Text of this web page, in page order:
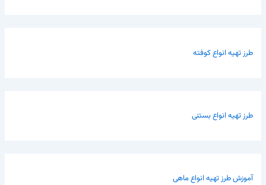
طرز تهیه انواع کوفته
طرز تهیه انواع بستنی
آموزش طرز تهیه انواع ماهی